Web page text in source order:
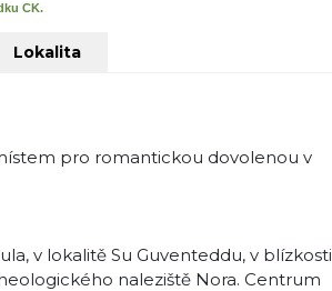
CK.
Lokalita
pro romantickou dovolenou v
v lokalitě Su Guventeddu, v blízkosti
naleziště Nora. Centrum